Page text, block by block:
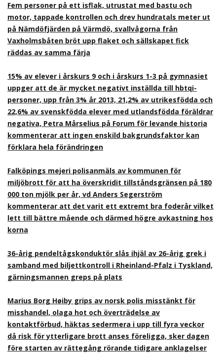
Fem personer på ett isflak, utrustat med bastu och
motor, tappade kontrollen och drev hundratals meter ut
på Nämdöfjärden på Värmdö, svallvågorna från
Vaxholmsbåten bröt upp flaket och sällskapet fick
räddas av samma färja
15% av elever i årskurs 9 och i årskurs 1-3 på gymnasiet
uppger att de är mycket negativt inställda till hbtqi-
personer, upp från 3% år 2013, 21,2% av utrikesfödda och
22,6% av svenskfödda elever med utlandsfödda föräldrar
negativa, Petra Mårselius på Forum för levande historia
kommenterar att ingen enskild bakgrundsfaktor kan
förklara hela förändringen
Falköpings mejeri polisanmäls av kommunen för
miljöbrott för att ha överskridit tillståndsgränsen på 180
000 ton mjölk per år, vd Anders Segerström
kommenterar att det varit ett extremt bra foderår vilket
lett till bättre mående och därmed högre avkastning hos
korna
36-årig pendeltågskonduktör slås ihjäl av 26-årig grek i
samband med biljettkontroll i Rheinland-Pfalz i Tyskland,
gärningsmannen greps på plats
Marius Borg Høiby grips av norsk polis misstänkt för
misshandel, olaga hot och överträdelse av
kontaktförbud, häktas sedermera i upp till fyra veckor
då risk för ytterligare brott anses föreligga, sker dagen
före starten av rättegång rörande tidigare anklagelser